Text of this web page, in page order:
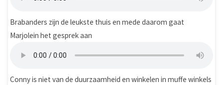
Brabanders zijn de leukste thuis en mede daarom gaat
Marjolein het gesprek aan
Conny is niet van de duurzaamheid en winkelen in muffe winkels